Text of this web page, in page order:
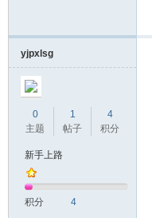
源
yjpxlsg
0
主题
1
帖子
4
积分
新手上路
积分 4